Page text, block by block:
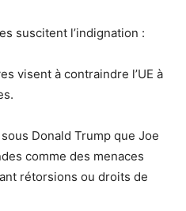
suscitent l’indignation :
visent à contraindre l’UE à
Donald Trump que Joe
comme des menaces
rétorsions ou droits de